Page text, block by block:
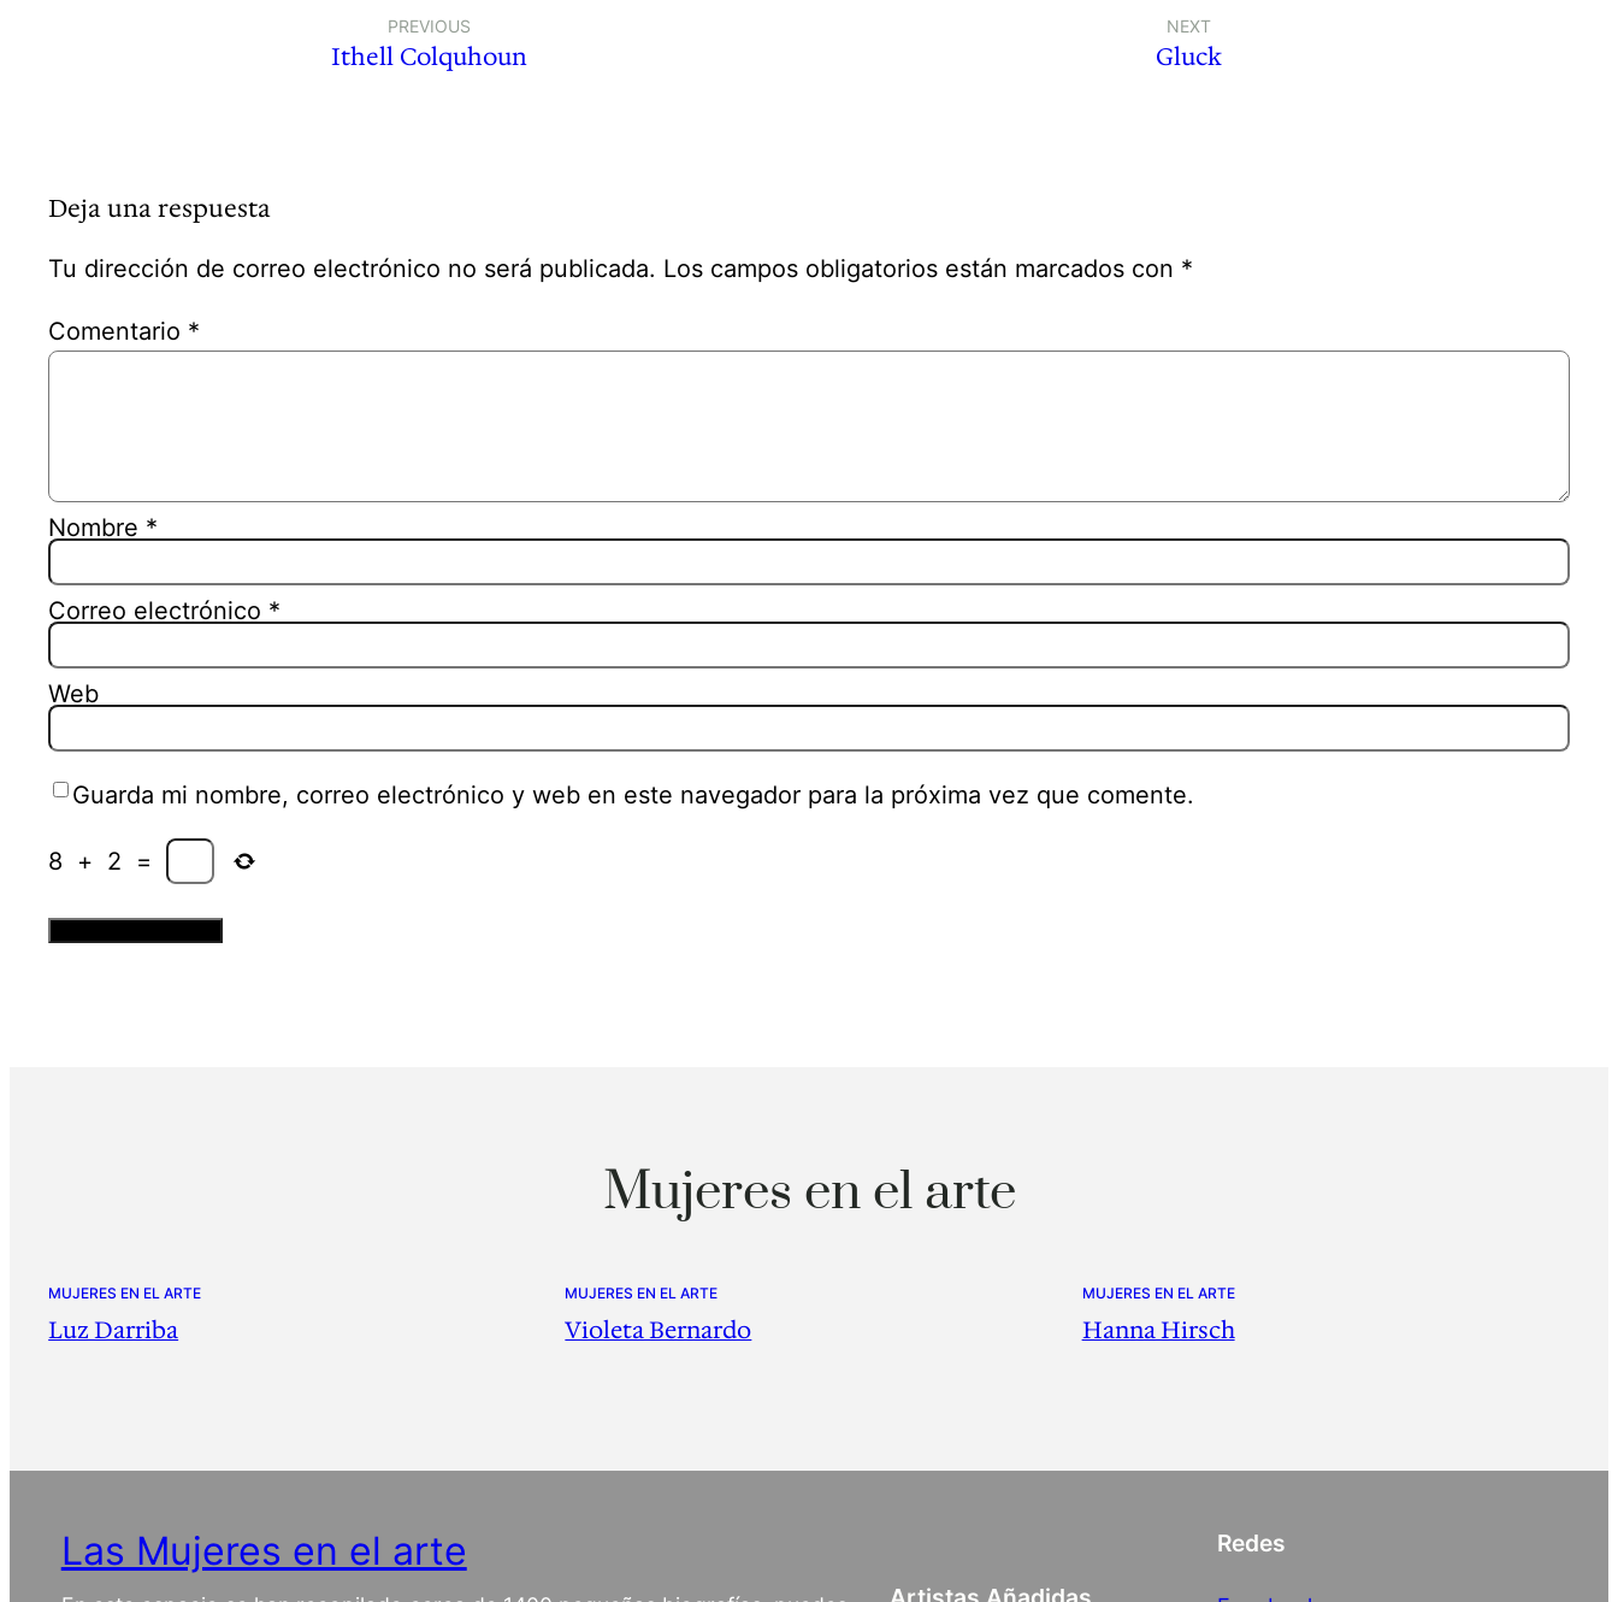
PREVIOUS
Ithell Colquhoun
NEXT
Gluck
Deja una respuesta
Tu dirección de correo electrónico no será publicada. Los campos obligatorios están marcados con *
Comentario *
Nombre *
Correo electrónico *
Web
Guarda mi nombre, correo electrónico y web en este navegador para la próxima vez que comente.
8 + 2 =
Mujeres en el arte
MUJERES EN EL ARTE
Luz Darriba
MUJERES EN EL ARTE
Violeta Bernardo
MUJERES EN EL ARTE
Hanna Hirsch
Las Mujeres en el arte Redes